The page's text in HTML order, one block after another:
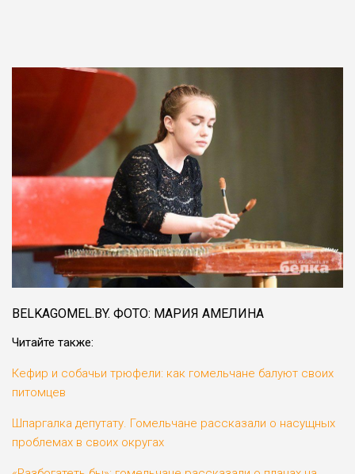
BELKAGOMEL.BY. ФОТО: МАРИЯ АМЕЛИНА
Читайте также:
Кефир и собачьи трюфели: как гомельчане балуют своих
питомцев
Шпаргалка депутату. Гомельчане рассказали о насущных
проблемах в своих округах